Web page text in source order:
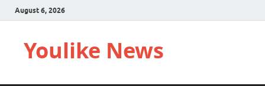
August 6, 2026
Youlike News